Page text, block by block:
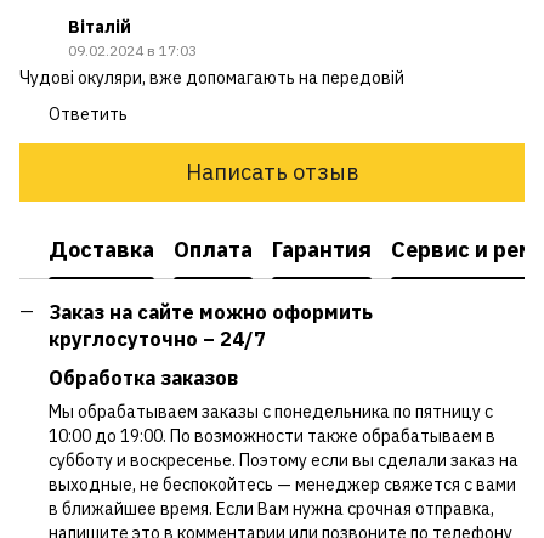
Віталій
09.02.2024 в 17:03
Чудові окуляри, вже допомагають на передовій
Ответить
Написать отзыв
Доставка Оплата Гарантия Сервис и
Заказ на сайте можно оформить
круглосуточно – 24/7
Обработка заказов
Мы обрабатываем заказы с понедельника по пятницу с
10:00 до 19:00. По возможности также обрабатываем в
субботу и воскресенье. Поэтому если вы сделали заказ на
выходные, не беспокойтесь — менеджер свяжется с вами
в ближайшее время. Если Вам нужна срочная отправка,
напишите это в комментарии или позвоните по телефону